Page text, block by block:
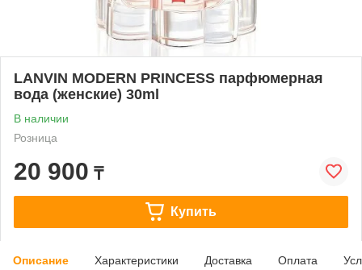
LANVIN MODERN PRINCESS парфюмерная
вода (женские) 30ml
В наличии
Розница
20 900 ₸
Купить
Описание Характеристики Доставка Оплата